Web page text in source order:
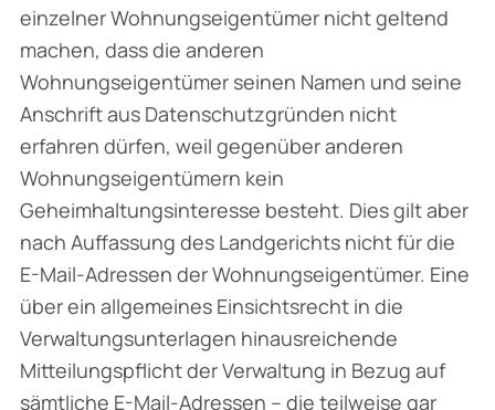
einzelner Wohnungseigentümer nicht geltend
machen, dass die anderen
Wohnungseigentümer seinen Namen und seine
Anschrift aus Datenschutzgründen nicht
erfahren dürfen, weil gegenüber anderen
Wohnungseigentümern kein
Geheimhaltungsinteresse besteht. Dies gilt aber
nach Auffassung des Landgerichts nicht für die
E-Mail-Adressen der Wohnungseigentümer. Eine
über ein allgemeines Einsichtsrecht in die
Verwaltungsunterlagen hinausreichende
Mitteilungspflicht der Verwaltung in Bezug auf
sämtliche E-Mail-Adressen – die teilweise gar